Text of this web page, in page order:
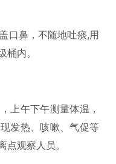
口鼻，不随地吐痰,用
内。
上午下午测量体温，
发热、咳嗽、气促等
观察人员。